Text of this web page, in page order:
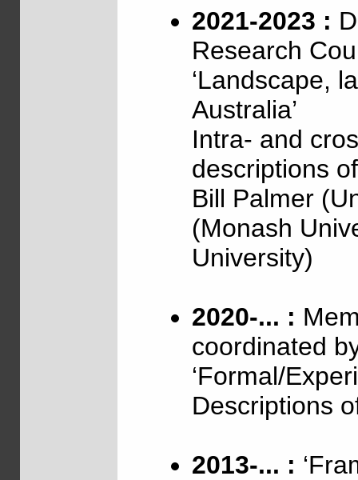
2021-2023 :
Research
‘Landscape,
Australia’
Intra- and
descriptions
Bill Palmer
(Monash
University)
2020-... :
coordinated
‘Formal/
Descriptions
2013-... :